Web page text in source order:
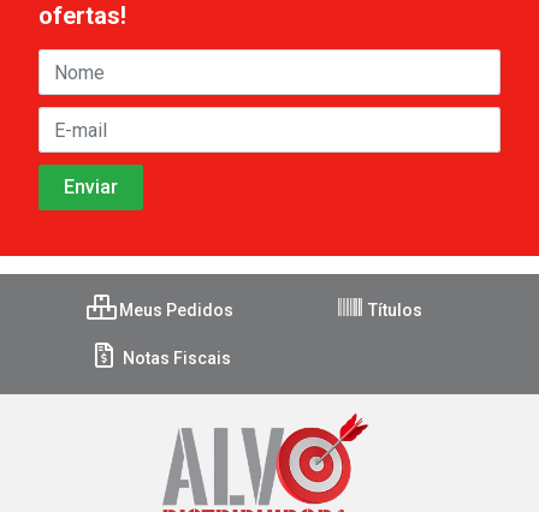
ofertas!
Meus Pedidos Títulos
Notas Fiscais